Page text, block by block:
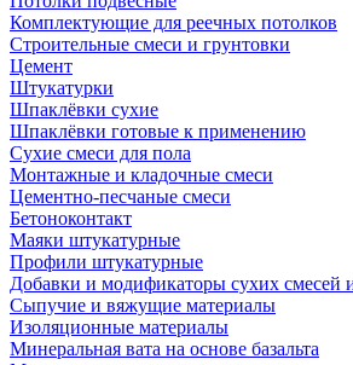
Комплектующие для реечных потолков
Строительные смеси и грунтовки
Цемент
Штукатурки
Шпаклёвки сухие
Шпаклёвки готовые к применению
Сухие смеси для пола
Монтажные и кладочные смеси
Цементно-песчаные смеси
Бетоноконтакт
Маяки штукатурные
Профили штукатурные
Добавки и модификаторы сухих смесей
Сыпучие и вяжущие материалы
Изоляционные материалы
Минеральная вата на основе базальта